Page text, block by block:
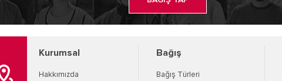
Kurumsal
Hakkımızda
Bağış
Bağış Türleri